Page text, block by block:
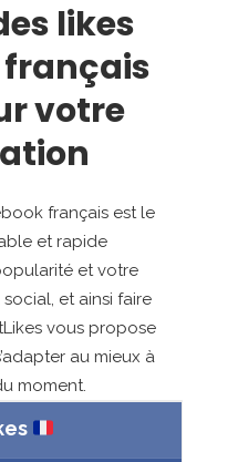
likes
français
votre
français est le
et rapide
et votre
et ainsi faire
vous propose
au mieux à
moment.